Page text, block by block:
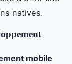
natives.
mobile